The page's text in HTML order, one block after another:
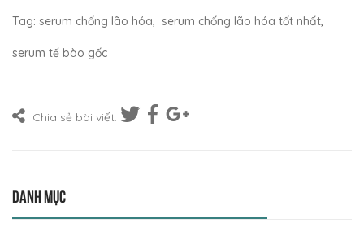
Tag: serum chống lão hóa, serum chống lão hóa tốt nhất,
serum tế bào gốc
Chia sẻ bài viết:
Danh mục